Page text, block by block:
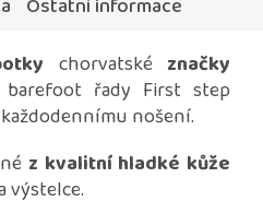
Ostatní informace
chorvatské značky
řady First step
nošení.
z kvalitní hladké kůže
výstelce.